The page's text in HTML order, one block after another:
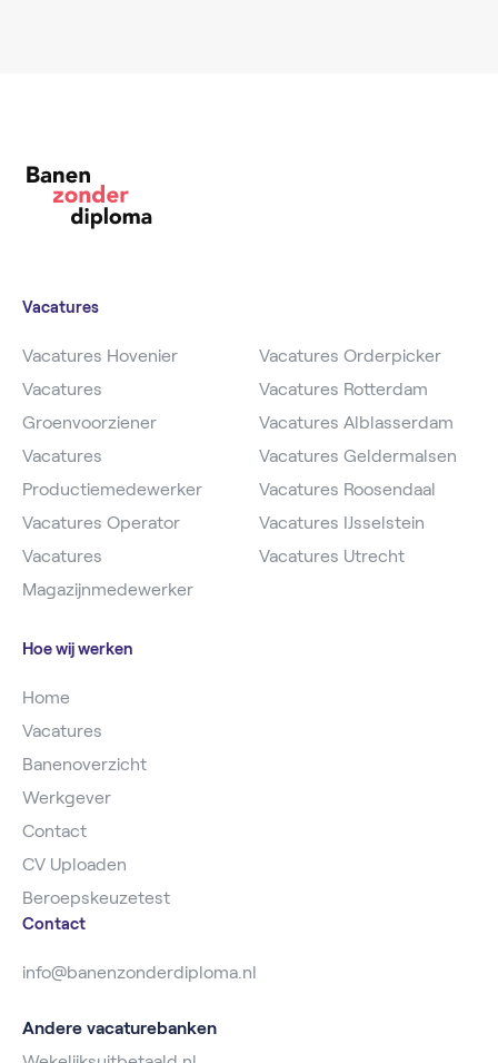
Vacatures
Vacatures Hovenier
Vacatures
Groenvoorziener
Vacatures
Productiemedewerker
Vacatures Operator
Vacatures
Magazijnmedewerker
Vacatures Orderpicker
Vacatures Rotterdam
Vacatures Alblasserdam
Vacatures Geldermalsen
Vacatures Roosendaal
Vacatures IJsselstein
Vacatures Utrecht
Hoe wij werken
Home
Vacatures
Banenoverzicht
Werkgever
Contact
CV Uploaden
Beroepskeuzetest
Contact
info@banenzonderdiploma.nl
Andere vacaturebanken